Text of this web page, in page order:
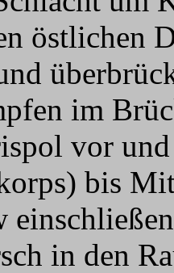
östlichen
im
vor
bis
in den